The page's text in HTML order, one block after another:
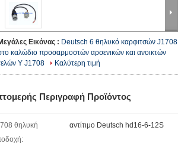
Εικόνας : Deutsch 6 θηλυκό καρφιτσών J1708
καλώδιο προσαρμοστών αρσενικών και ανοικτών
Υ J1708
Καλύτερη τιμή
Περιγραφή Προϊόντος
θηλυκή
αντίτιμο Deutsch hd16-6-12S